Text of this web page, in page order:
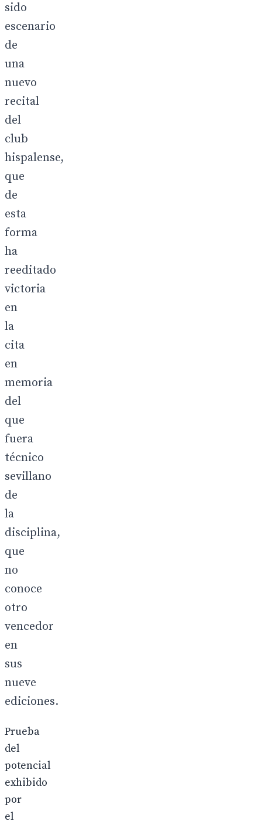
sido
escenario
de
una
nuevo
recital
del
club
hispalense,
que
de
esta
forma
ha
reeditado
victoria
en
la
cita
en
memoria
del
que
fuera
técnico
sevillano
de
la
disciplina,
que
no
conoce
otro
vencedor
en
sus
nueve
ediciones.
Prueba
del
potencial
exhibido
por
el